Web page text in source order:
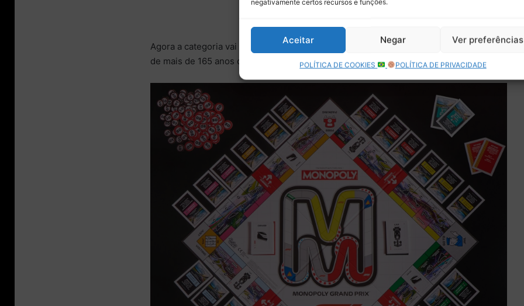
negativamente certos recursos e funções.
Aceitar Negar Ver preferências
POLÍTICA DE COOKIES POLÍTICA DE PRIVACIDADE
Agora a categoria vai atacar em mais um campo popular, aproveitando a experiência
de mais de 165 anos com a criação de jogos da Hasbro.